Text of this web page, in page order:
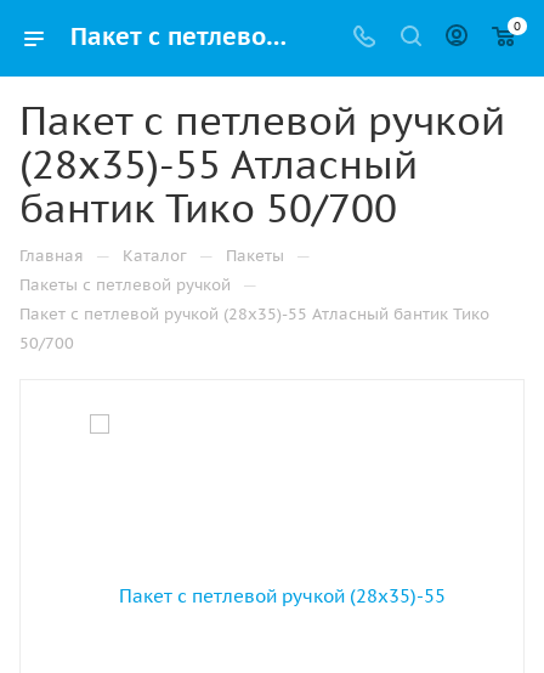
Пакет с петлевой ручкой (28х35)-55 Атласный бантик Тико 50/700 купить в Санкт-Петербурге с доставкой оптом и в розницу 0
Пакет с петлевой ручкой
(28х35)-55 Атласный
бантик Тико 50/700
Главная — Каталог — Пакеты —
Пакеты с петлевой ручкой —
Пакет с петлевой ручкой (28х35)-55 Атласный бантик Тико
50/700